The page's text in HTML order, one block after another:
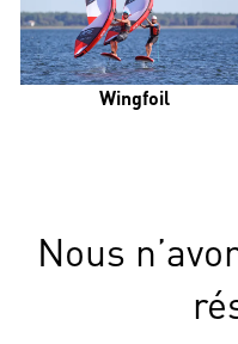
Wingfoil
Nous